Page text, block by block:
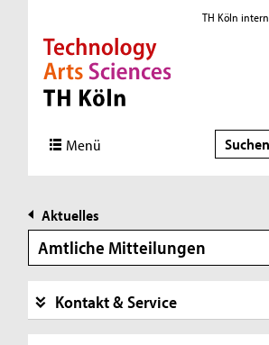
Direkt zur Hauptnavigation
Direkt zur Subnavigation
Direkt zum Inhalt
Direkt zum Fußbereich
TH Köln intern
Menü Suche
Aktuelles
Amtliche Mitteilungen
Kontakt & Service